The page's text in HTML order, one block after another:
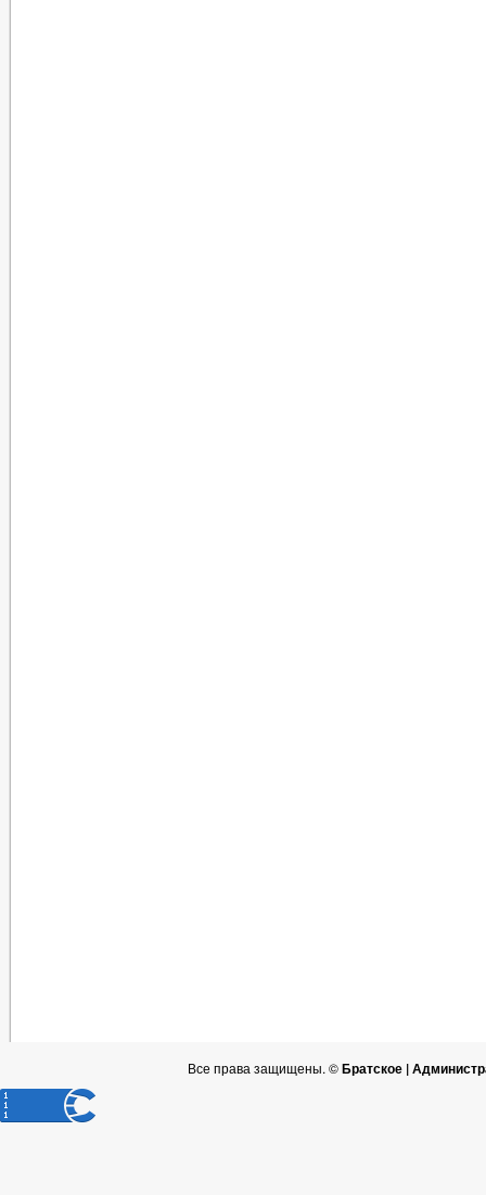
Все права защищены. ©Братское |